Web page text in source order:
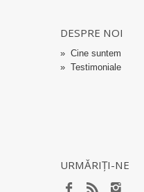
DESPRE NOI
» Cine suntem
» Testimoniale
URMĂRIȚI-NE